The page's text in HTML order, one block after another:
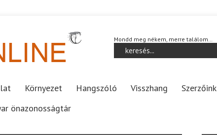
Mondd meg nékem, merre találom…
Környezet Hangszóló Visszhang Szerzőink
önazonosságtár